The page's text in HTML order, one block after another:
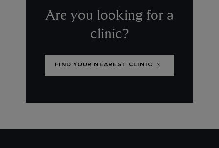
Are you looking for a
clinic?
FIND YOUR NEAREST CLINIC